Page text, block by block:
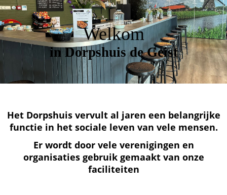
Welkom
in Dorpshuis de Geist
Het Dorpshuis vervult al jaren een belangrijke
functie in het sociale leven van vele mensen.
Er wordt door vele verenigingen en
organisaties gebruik gemaakt van onze
faciliteiten